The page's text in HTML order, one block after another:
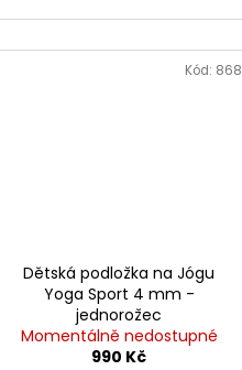
Dětská podložka na Jógu
Yoga Sport 4 mm -
jednorožec
Momentálně nedostupné
990 Kč
Kód: 868